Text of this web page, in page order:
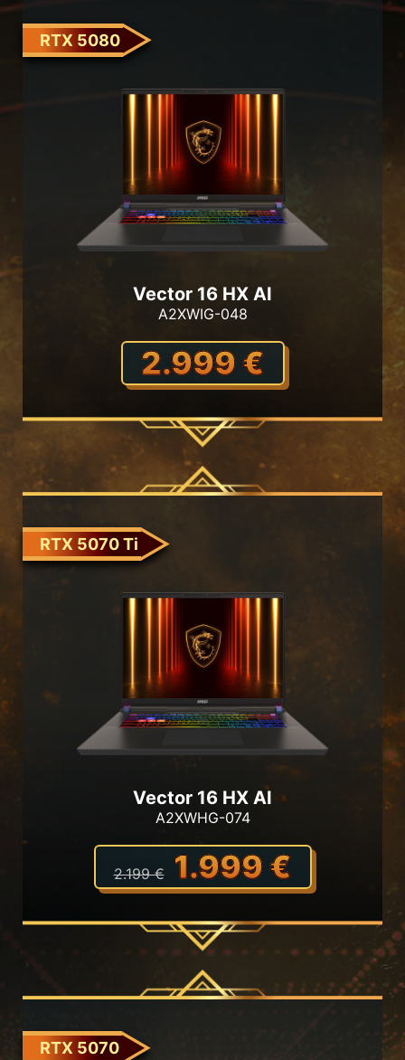
RTX 5080
Vector 16 HX AI
A2XWIG-048
2.999 €
RTX 5070 Ti
Vector 16 HX AI
A2XWHG-074
2.199 € 1.999 €
RTX 5070